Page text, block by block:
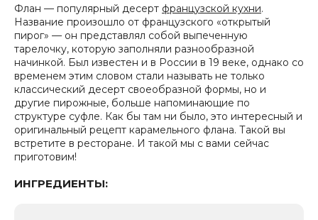
Флан — популярный десерт французской кухни.
Название произошло от французского «открытый
пирог» — он представлял собой выпеченную
тарелочку, которую заполняли разнообразной
начинкой. Был известен и в России в 19 веке, однако со
временем этим словом стали называть не только
классический десерт своеобразной формы, но и
другие пирожные, больше напоминающие по
структуре суфле. Как бы там ни было, это интересный и
оригинальный рецепт карамельного флана. Такой вы
встретите в ресторане. И такой мы с вами сейчас
приготовим!
ИНГРЕДИЕНТЫ: